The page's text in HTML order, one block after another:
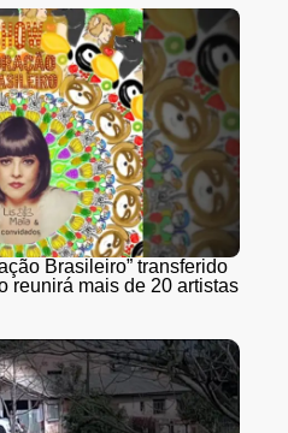
Brasileiro” transferido
reunirá mais de 20 artistas